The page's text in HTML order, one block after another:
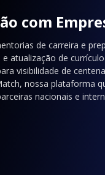
com
de carreira e
atualização de
visibilidade de
nossa plataforma
nacionais e